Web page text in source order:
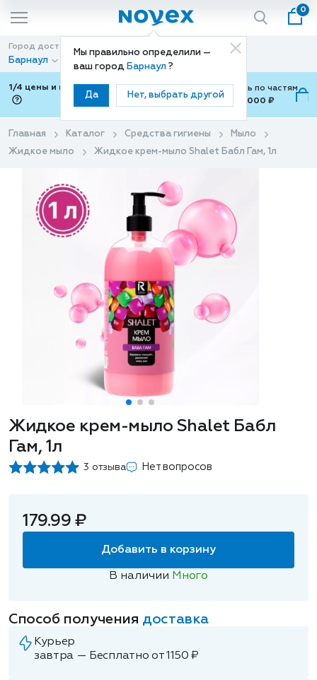
Мы правильно определили —
ваш город Барнаул ?
Да Нет, выбрать другой
0
Город доставки
Барнаул
Способ доставки
Доставка
1/4 цены и покупки ваши с Подели
Можно оплатить по частям
от 700 ₽ до 15,000 ₽
Главная Каталог Средства гигиены
Мыло
Жидкое мыло
Жидкое крем-мыло Shalet Бабл Гам, 1л
Жидкое крем-мыло Shalet Бабл
Гам, 1л
3 отзыва Нет вопросов
179.99 ₽
Добавить в корзину
В наличии Много
Способ получения доставка
Курьер
завтра — Бесплатно от 1150 ₽